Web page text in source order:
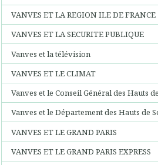
VANVES ET LA REGION ILE DE FRANCE
VANVES ET LA SECURITE PUBLIQUE
Vanves et la télévision
VANVES ET LE CLIMAT
Vanves et le Conseil Général des Hauts
Vanves et le Département des Hauts de
VANVES ET LE GRAND PARIS
VANVES ET LE GRAND PARIS EXPRESS